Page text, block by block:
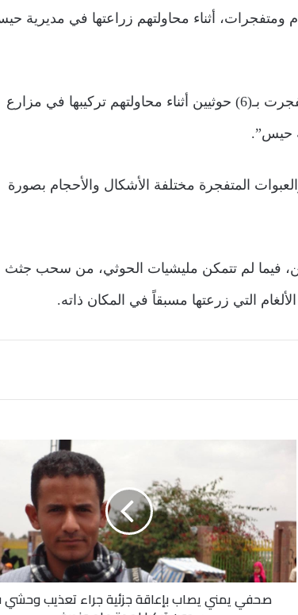
ألغام ومتفجرات، أثناء محاولتهم زراعتها في مديرية
وقال مصدر عسكري في القوات المشتركة: “إن شبكة ألغام انفجرت بـ(6) حوثيين أثناء محاولتهم تركيبها في مزارع
حيس”.
المتفجرة مختلفة الأشكال والأحجام بصورة
أسفر عن مصرع (4) حوثيين وإصابة (2) آخرين، فيما لم تتمكن مليشيات الحوثي، من سحب
التي زرعتها مسبقاً في المكان ذاته.
جزئية
جراء
تعذيب
وحشي
في
سجونصحفي يمني يصاب بإعاقة جزئية جراء تعذيب